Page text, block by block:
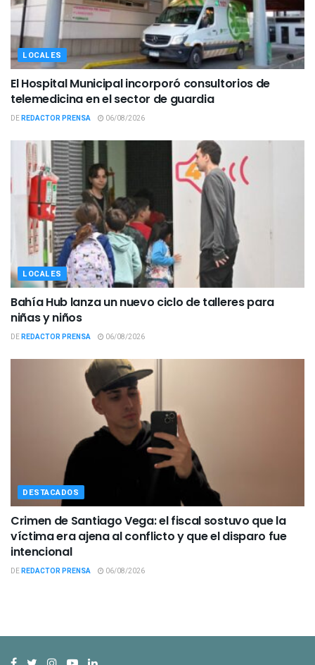
LOCALES
El Hospital Municipal incorporó consultorios de
telemedicina en el sector de guardia
DEREDACTOR PRENSA 06/08/2026
LOCALES
Bahía Hub lanza un nuevo ciclo de talleres para
niñas y niños
DEREDACTOR PRENSA 06/08/2026
DESTACADOS
Crimen de Santiago Vega: el fiscal sostuvo que la
víctima era ajena al conflicto y que el disparo fue
intencional
DEREDACTOR PRENSA 06/08/2026